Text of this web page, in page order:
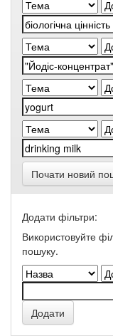
Почати новий
Додати фільтри:
Використовуйте
пошуку.